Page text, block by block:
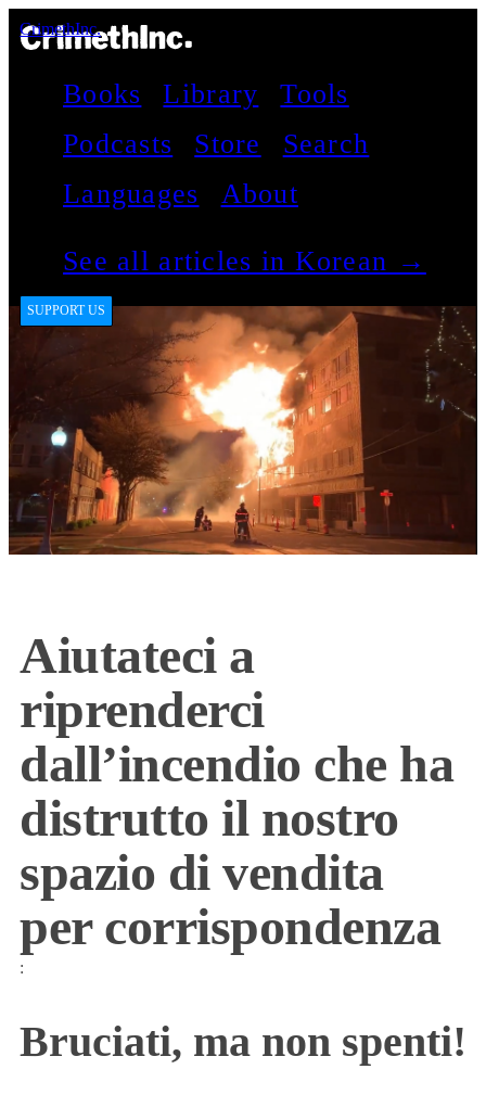
CrimethInc.
Books Library
Tools
Podcasts
Store
Search
Languages
About
See all articles in Korean →
SUPPORT US
Aiutateci a
riprenderci
dall’incendio che ha
distrutto il nostro
spazio di vendita
per corrispondenza
:
Bruciati, ma non spenti!